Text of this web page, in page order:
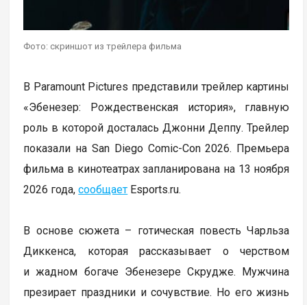
Фото: скриншот из трейлера фильма
В Paramount Pictures представили трейлер картины
«Эбенезер: Рождественская история», главную
роль в которой досталась Джонни Деппу. Трейлер
показали на San Diego Comic-Con 2026. Премьера
фильма в кинотеатрах запланирована на 13 ноября
2026 года,сообщает Еsports.ru.
В основе сюжета – готическая повесть Чарльза
Диккенса, которая рассказывает о черством
и жадном богаче Эбенезере Скрудже. Мужчина
презирает праздники и сочувствие. Но его жизнь